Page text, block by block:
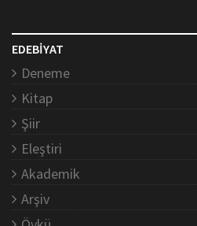
EDEBİYAT
Deneme
Kitap
Şiir
Eleştiri
Akademik
Arşiv